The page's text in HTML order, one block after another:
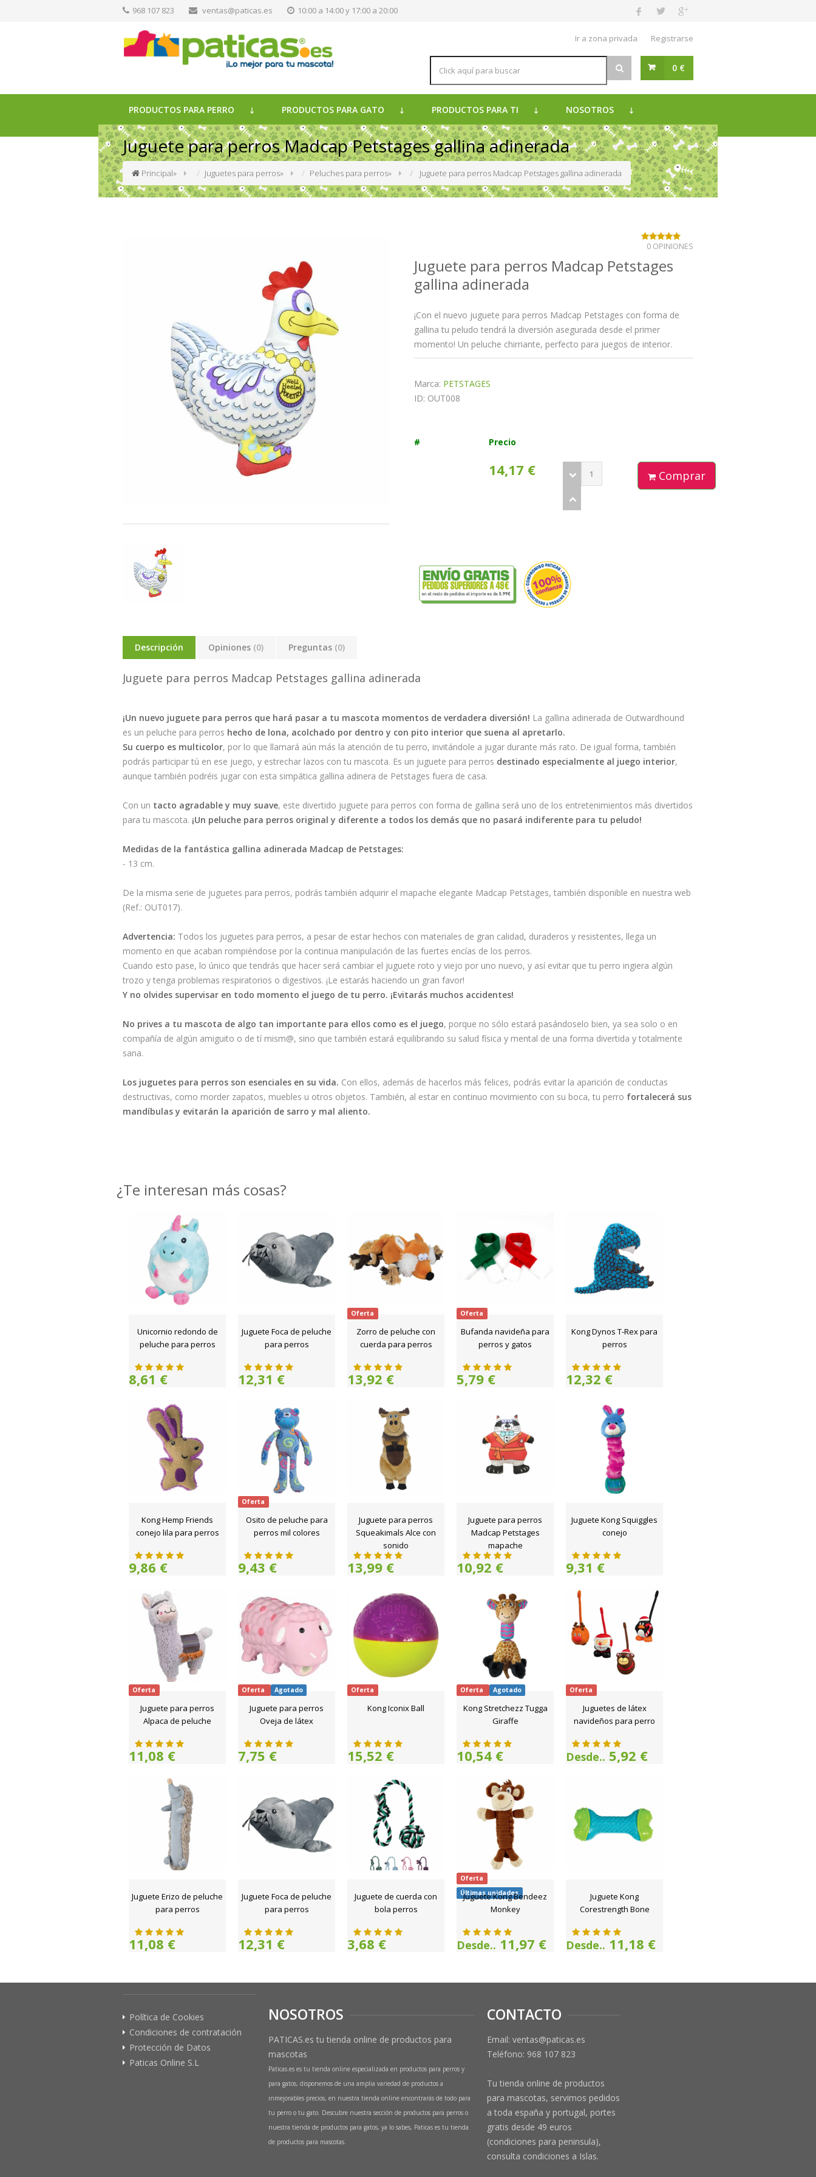
968 107 823 ventas@paticas.es 10:00 a 14:00 y 17:00 a 20:00
Ir a zona privada Registrarse
0 €
PRODUCTOS PARA PERRO PRODUCTOS PARA GATO PRODUCTOS PARA TI NOSOTROS
Juguete para perros Madcap Petstages gallina adinerada
Principal» Juguetes para perros» Peluches para perros» Juguete para perros Madcap Petstages gallina adinerada
Juguete para perros Madcap Petstages
gallina adinerada
0 OPINIONES
¡Con el nuevo juguete para perros Madcap Petstages con forma de
gallina tu peludo tendrá la diversión asegurada desde el primer
momento! Un peluche chirriante, perfecto para juegos de interior.
Marca: PETSTAGES
ID: OUT008
# Precio
14,17 € Comprar
Descripción Opiniones (0) Preguntas (0)
Juguete para perros Madcap Petstages gallina adinerada
¡Un nuevo juguete para perros que hará pasar a tu mascota momentos de verdadera diversión! La gallina adinerada de Outwardhound
es un peluche para perros hecho de lona, acolchado por dentro y con pito interior que suena al apretarlo.
Su cuerpo es multicolor, por lo que llamará aún más la atención de tu perro, invitándole a jugar durante más rato. De igual forma, también
podrás participar tú en ese juego, y estrechar lazos con tu mascota. Es un juguete para perros destinado especialmente al juego interior,
aunque también podréis jugar con esta simpática gallina adinera de Petstages fuera de casa.
Con un tacto agradable y muy suave, este divertido juguete para perros con forma de gallina será uno de los entretenimientos más divertidos
para tu mascota. ¡Un peluche para perros original y diferente a todos los demás que no pasará indiferente para tu peludo!
Medidas de la fantástica gallina adinerada Madcap de Petstages:
- 13 cm.
De la misma serie de juguetes para perros, podrás también adquirir el mapache elegante Madcap Petstages, también disponible en nuestra web
(Ref.: OUT017).
Advertencia: Todos los juguetes para perros, a pesar de estar hechos con materiales de gran calidad, duraderos y resistentes, llega un
momento en que acaban rompiéndose por la continua manipulación de las fuertes encías de los perros.
Cuando esto pase, lo único que tendrás que hacer será cambiar el juguete roto y viejo por uno nuevo, y así evitar que tu perro ingiera algún
trozo y tenga problemas respiratorios o digestivos. ¡Le estarás haciendo un gran favor!
Y no olvides supervisar en todo momento el juego de tu perro. ¡Evitarás muchos accidentes!
No prives a tu mascota de algo tan importante para ellos como es el juego, porque no sólo estará pasándoselo bien, ya sea solo o en
compañía de algún amiguito o de tí mism@, sino que también estará equilibrando su salud física y mental de una forma divertida y totalmente
sana.
Los juguetes para perros son esenciales en su vida. Con ellos, además de hacerlos más felices, podrás evitar la aparición de conductas
destructivas, como morder zapatos, muebles u otros objetos. También, al estar en continuo movimiento con su boca, tu perro fortalecerá sus
mandíbulas y evitarán la aparición de sarro y mal aliento.
¿Te interesan más cosas?
Unicornio redondo de
peluche para perros
8,61 €
Juguete Foca de peluche
para perros
12,31 €
Oferta
Zorro de peluche con
cuerda para perros
13,92 €
Oferta
Bufanda navideña para
perros y gatos
5,79 €
Kong Dynos T-Rex para
perros
12,32 €
Kong Hemp Friends
conejo lila para perros
9,86 €
Oferta
Osito de peluche para
perros mil colores
9,43 €
Juguete para perros
Squeakimals Alce con
sonido
13,99 €
Juguete para perros
Madcap Petstages
mapache
10,92 €
Juguete Kong Squiggles
conejo
9,31 €
Oferta
Juguete para perros
Alpaca de peluche
11,08 €
Oferta Agotado
Juguete para perros
Oveja de látex
7,75 €
Oferta
Kong Iconix Ball
15,52 €
Oferta Agotado
Kong Stretchezz Tugga
Giraffe
10,54 €
Oferta
Juguetes de látex
navideños para perro
Desde.. 5,92 €
Juguete Erizo de peluche
para perros
11,08 €
Juguete Foca de peluche
para perros
12,31 €
Juguete de cuerda con
bola perros
3,68 €
Oferta
Últimas unidades
Juguete Kong Bendeez
Monkey
Desde.. 11,97 €
Juguete Kong
Corestrength Bone
Desde.. 11,18 €
Política de Cookies
Condiciones de contratación
Protección de Datos
Paticas Online S.L
NOSOTROS
PATICAS.es tu tienda online de productos para
mascotas
Paticas.es es tu tienda online especializada en productos para perros y
para gatos, disponemos de una amplia variedad de productos a
inmejorables precios, en nuestra tienda online encontrarás de todo para
tu perro o tu gato. Descubre nuestra sección de productos para perros o
nuestra tienda de productos para gatos, ya lo sabes, Paticas es tu tienda
de productos para mascotas.
CONTACTO
Email: ventas@paticas.es
Teléfono: 968 107 823
Tu tienda online de productos
para mascotas, servimos pedidos
a toda españa y portugal, portes
gratis desde 49 euros
(condiciones para peninsula),
consulta condiciones a Islas.